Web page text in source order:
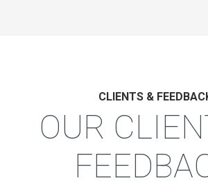
CLIENTS &
OUR